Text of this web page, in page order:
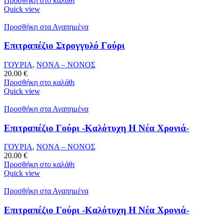
Quick view
Προσθήκη στα Αγαπημένα
Επιτραπέζιο Στρογγυλό Γούρι
ΓΟΥΡΙΑ, ΝΟΝΑ – ΝΟΝΟΣ
20.00 €
Προσθήκη στο καλάθι
Quick view
Προσθήκη στα Αγαπημένα
Επιτραπέζιο Γούρι -Καλότυχη Η Νέα Χρονιά-
ΓΟΥΡΙΑ, ΝΟΝΑ – ΝΟΝΟΣ
20.00 €
Προσθήκη στο καλάθι
Quick view
Προσθήκη στα Αγαπημένα
Επιτραπέζιο Γούρι -Καλότυχη Η Νέα Χρονιά-